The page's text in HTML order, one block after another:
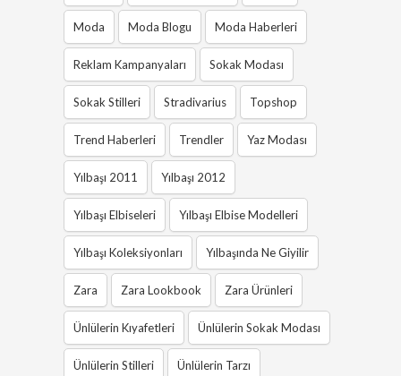
Moda Moda Blogu Moda Haberleri
Reklam Kampanyaları Sokak Modası
Sokak Stilleri Stradivarius Topshop
Trend Haberleri Trendler Yaz Modası
Yılbaşı 2011 Yılbaşı 2012
Yılbaşı Elbiseleri Yılbaşı Elbise Modelleri
Yılbaşı Koleksiyonları Yılbaşında Ne Giyilir
Zara Zara Lookbook Zara Ürünleri
Ünlülerin Kıyafetleri Ünlülerin Sokak Modası
Ünlülerin Stilleri Ünlülerin Tarzı